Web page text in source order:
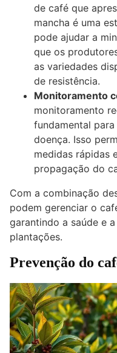
de café que
mancha é uma
pode ajudar a
que os
as variedades
de resistência.
Monitoramento
monitoramento
fundamental
doença. Isso
medidas rápidas
propagação do
Com a combinação
podem gerenciar o
garantindo a saúde e
plantações.
Prevenção do